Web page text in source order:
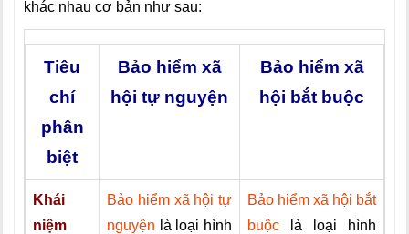
khác nhau cơ bản như sau:
Tiêu
chí
phân
biệt
Bảo hiểm xã
hội tự nguyện
Bảo hiểm xã
hội bắt buộc
Khái
niệm
Bảo hiểm xã hội tự
nguyện là loại hình
Bảo hiểm xã hội bắt
buộc là loại hình